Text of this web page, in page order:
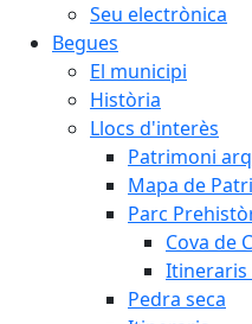
Seu electrònica
Begues
El municipi
Història
Llocs d'interès
Patrimoni
Mapa de
Parc
Cova de
Itineraris
Pedra seca